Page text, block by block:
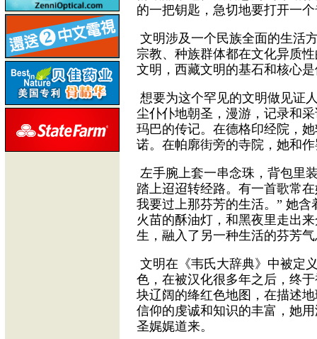
的一把钥匙，急切地要打开一
文明涉及一个民族全面的生活
宗教、种族群体都在文化异质
文明，西藏文明的基石和核心
想要为这个罕见的文明做见证
尘仆仆地朝圣，漫游，记录和
玛巴的传记。在德格印经院，
诺。在帕廓街旁的寺院，她和
左手腕上套一串念珠，背包里
踏上迢迢转经路。有一首歌常
我要过上那芬芳的生活。” 她
火苗的酥油灯，和黑夜里走出
生，融入了另一种生活的芬芳
文明在《韦氏大辞典》中被定
色，在被汉化很多年之后，终
块辽阔的绛红色地图，在描述
信仰的虔诚和知识的丰富，她
圣娓娓道来。